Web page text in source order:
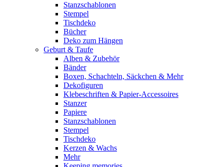
Stanzschablonen
Stempel
Tischdeko
Bücher
Deko zum Hängen
Geburt & Taufe
Alben & Zubehör
Bänder
Boxen, Schachteln, Säckchen & Mehr
Dekofiguren
Klebeschriften & Papier-Accessoires
Stanzer
Papiere
Stanzschablonen
Stempel
Tischdeko
Kerzen & Wachs
Mehr